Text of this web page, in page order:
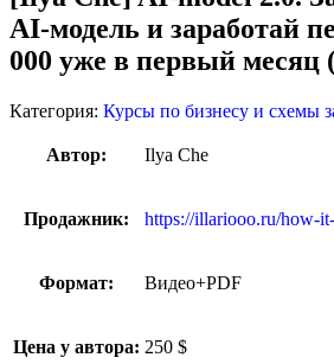
AI-модель и заработай
000 уже в первый месяц
Категория: Курсы по бизнесу и схемы
Автор: Ilya Che
Продажник: https://illariooo.ru/how-
Формат: Видео+PDF
Цена у автора: 250 $